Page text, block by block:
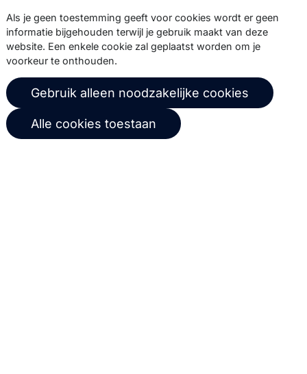
Abonneer
© 2026 Copernica B.V.
Algemene voorwaarden
Privacybeleid
Gebruikersovereenkomst
Als je geen toestemming geeft voor cookies wordt er geen
informatie bijgehouden terwijl je gebruik maakt van deze
website. Een enkele cookie zal geplaatst worden om je
voorkeur te onthouden.
Gebruik alleen noodzakelijke cookies
Alle cookies toestaan